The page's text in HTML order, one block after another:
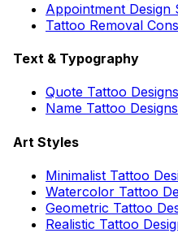
Appointment Design
Tattoo Removal
Text & Typography
Quote Tattoo Designs
Name Tattoo Designs
Art Styles
Minimalist Tattoo
Watercolor Tattoo
Geometric Tattoo
Realistic Tattoo